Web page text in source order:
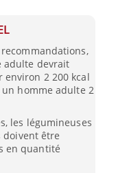
recommandations,
adulte devrait
environ 2 200 kcal
homme adulte 2
les légumineuses
être
en quantité